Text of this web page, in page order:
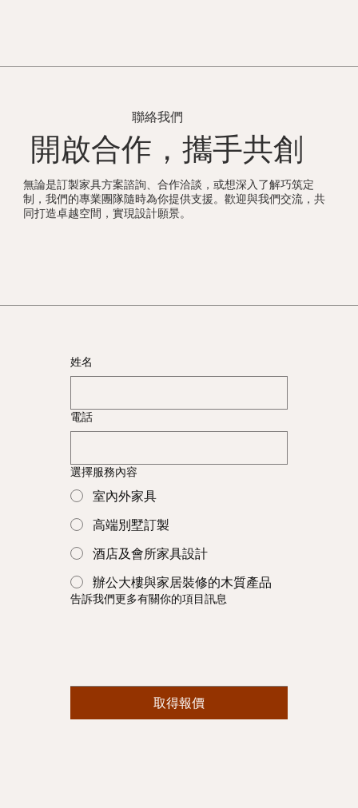
聯絡我們
開啟合作，攜手共創
無論是訂製家具方案諮詢、合作洽談，或想深入了解巧筑定
制，我們的專業團隊隨時為你提供支援。歡迎與我們交流，共
同打造卓越空間，實現設計願景。
姓名
電話
選擇服務內容
室內外家具
高端別墅訂製
酒店及會所家具設計
辦公大樓與家居裝修的木質產品
告訴我們更多有關你的項目訊息
取得報價